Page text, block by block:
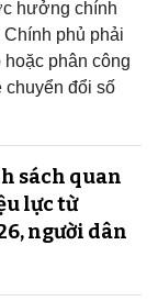
hưởng chính
phủ phải
phân công
chuyển đổi số
sách quan
lực từ
người dân